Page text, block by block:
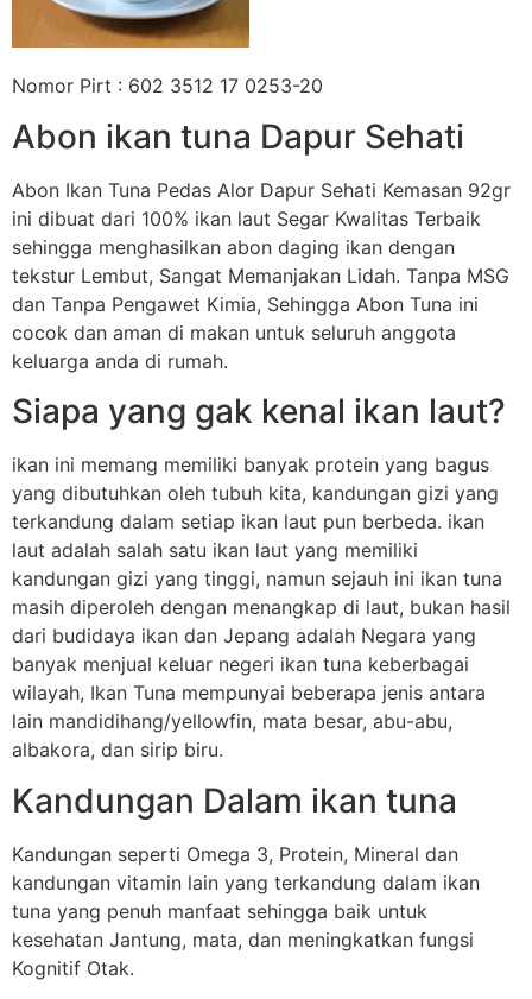
Nomor Pirt : 602 3512 17 0253-20
Abon ikan tuna Dapur Sehati
Abon Ikan Tuna Pedas Alor Dapur Sehati Kemasan 92gr
ini dibuat dari 100% ikan laut Segar Kwalitas Terbaik
sehingga menghasilkan abon daging ikan dengan
tekstur Lembut, Sangat Memanjakan Lidah. Tanpa MSG
dan Tanpa Pengawet Kimia, Sehingga Abon Tuna ini
cocok dan aman di makan untuk seluruh anggota
keluarga anda di rumah.
Siapa yang gak kenal ikan laut?
ikan ini memang memiliki banyak protein yang bagus
yang dibutuhkan oleh tubuh kita, kandungan gizi yang
terkandung dalam setiap ikan laut pun berbeda. ikan
laut adalah salah satu ikan laut yang memiliki
kandungan gizi yang tinggi, namun sejauh ini ikan tuna
masih diperoleh dengan menangkap di laut, bukan hasil
dari budidaya ikan dan Jepang adalah Negara yang
banyak menjual keluar negeri ikan tuna keberbagai
wilayah, Ikan Tuna mempunyai beberapa jenis antara
lain mandidihang/yellowfin, mata besar, abu-abu,
albakora, dan sirip biru.
Kandungan Dalam ikan tuna
Kandungan seperti Omega 3, Protein, Mineral dan
kandungan vitamin lain yang terkandung dalam ikan
tuna yang penuh manfaat sehingga baik untuk
kesehatan Jantung, mata, dan meningkatkan fungsi
Kognitif Otak.